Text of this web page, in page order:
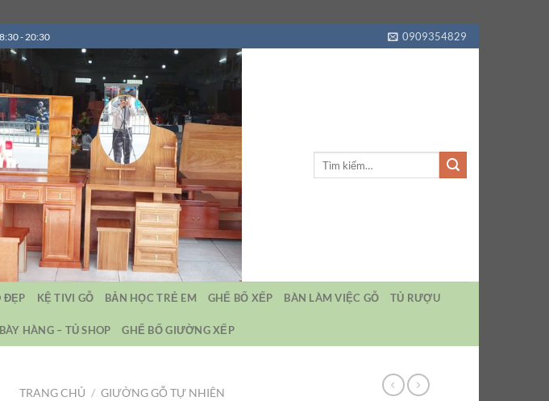
- 20:30 0909354829
ĐẸP KỆ TIVI GỖ BẢN HỌC TRẺ EM GHẾ BỐ XẾP BÀN LÀM VIỆC GỖ TỦ RƯỢU
HÀNG – TỦ SHOP GHẾ BỐ GIƯỜNG XẾP
TRANG CHỦ / GIƯỜNG GỖ TỰ NHIÊN